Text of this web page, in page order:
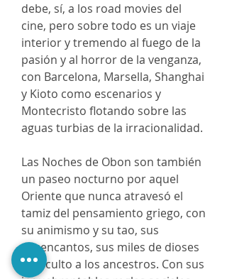
debe, sí, a los road movies del
cine, pero sobre todo es un viaje
interior y tremendo al fuego de la
pasión y al horror de la venganza,
con Barcelona, Marsella, Shanghai
y Kioto como escenarios y
Montecristo flotando sobre las
aguas turbias de la irracionalidad.
Las Noches de Obon son también
un paseo nocturno por aquel
Oriente que nunca atravesó el
tamiz del pensamiento griego, con
su animismo y su tao, sus
desencantos, sus miles de dioses
y su culto a los ancestros. Con sus